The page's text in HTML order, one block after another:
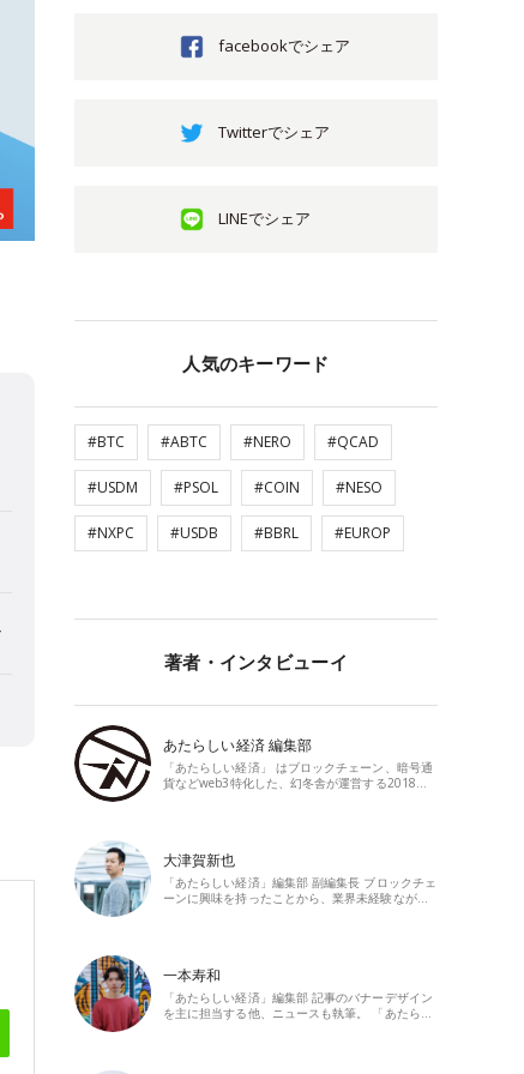
facebookでシェア
Twitterでシェア
LINEでシェア
人気のキーワード
#BTC #ABTC #NERO #QCAD
#USDM #PSOL #COIN #NESO
#NXPC #USDB #BBRL #EUROP
著者・インタビューイ
あたらしい経済 編集部
「あたらしい経済」 はブロックチェーン、暗号通
貨などweb3特化した、幻冬舎が運営する2018…
大津賀新也
「あたらしい経済」編集部 副編集長 ブロックチェ
ーンに興味を持ったことから、業界未経験なが…
一本寿和
「あたらしい経済」編集部 記事のバナーデザイン
を主に担当する他、ニュースも執筆。 「あたら…